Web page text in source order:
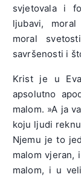
svjetovala i
ljubavi,
moral
savršenosti i
Krist je u
apsolutno
malom. »A ja
koju ljudi
Njemu je to
malom vjeran,
malom, i u